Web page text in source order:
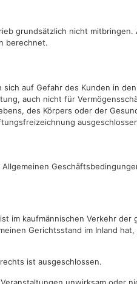
grundsätzlich nicht
berechnet.
auf Gefahr des Kunden in
auch nicht für
des Körpers oder der
im kaufmännischen Verkehr
Gerichtsstand im Inland
ist ausgeschlossen.